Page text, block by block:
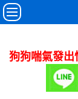
狗狗喘氣發